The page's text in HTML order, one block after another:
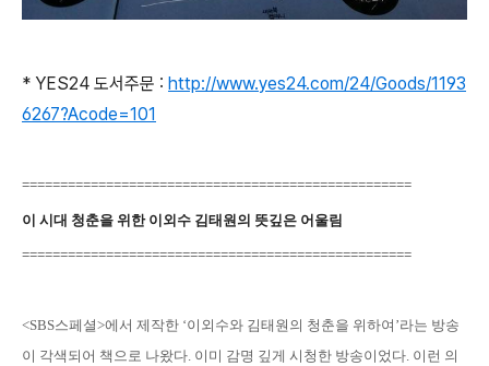
* YES24 도서주문 : http://www.yes24.com/24/Goods/1193
6267?Acode=101
===================================================
이 시대 청춘을 위한 이외수 김태원의 뜻깊은 어울림
===================================================
<SBS스페셜>에서 제작한 ‘이외수와 김태원의 청춘을 위하여’라는 방송
이 각색되어 책으로 나왔다. 이미 감명 깊게 시청한 방송이었다. 이런 의